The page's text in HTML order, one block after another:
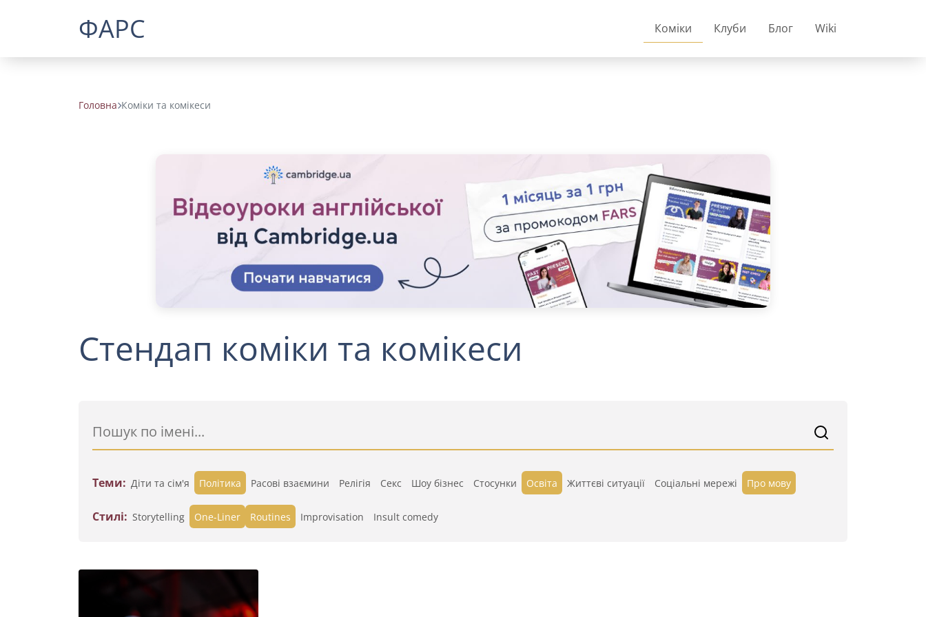
ФАРС Коміки Клуби Блог Wiki
Головна Коміки та комікеси
Стендап коміки та комікеси
Теми: Діти та сім'я Політика Расові взаємини Релігія Секс Шоу бізнес Стосунки Освіта Життєві ситуації Cоціальні мережі Про мову
Стилі: Storytelling One-Liner Routines Improvisation Insult comedy